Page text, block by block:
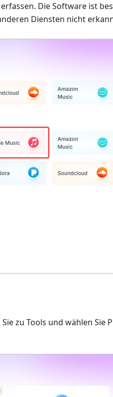
Die Software ist
Diensten nicht
zu Tools und wählen Sie